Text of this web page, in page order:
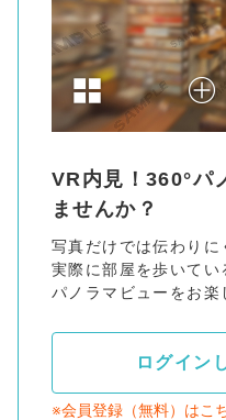
VR内見！360°パ
ませんか？
写真だけでは伝わりに
実際に部屋を歩いてい
パノラマビューをお楽
ログイン
※会員登録（無料）はこ